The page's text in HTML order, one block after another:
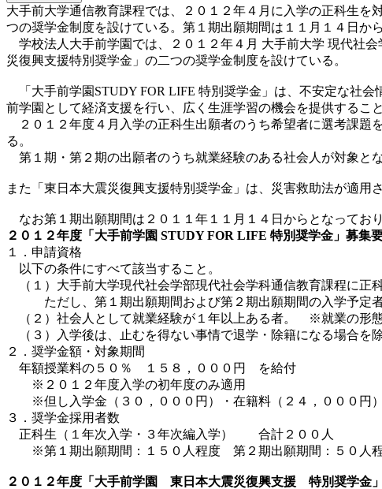
大手前大学通信教育課程では、２０１２年４月に入学の正科生
つの奨学金制度を設けている。第１期出願期間は１１月１４日か
学校法人大手前学園では、２０１２年４月 大手前大学 現代社
災復興支援特別奨学金」の二つの奨学金制度を設けている。
「大手前学園STUDY FOR LIFE 特別奨学金」は、不安定な社
前学園として経済支援を行い、広く生涯学習の機会を提供するこ
２０１２年度４月入学の正科生出願者のうち希望者に選考課題
る。
第１期・第２期の出願者のうち就業経験のある社会人が対象とな
また「東日本大震災復興支援特別奨学金」は、災害救助法が適用
なお第１期出願期間は２０１１年１１月１４日からとなってお
２０１２年度「大手前学園 STUDY FOR LIFE 特別奨学金」募集
１．申請資格
以下の条件にすべて該当すること。
（１）大手前大学現代社会学部現代社会学科通信教育課程に正
ただし、第１期出願期間および第２期出願期間の入学予定者
（２）社会人として就業経験が１年以上ある者。 ※就業の形態
（３）入学後は、止むを得ない事情で退学・除籍になる場合を
２．奨学金額・対象期間
年額授業料の５０％ １５８，０００円 を給付
※２０１２年度入学の初年度のみ適用
※但し入学金（３０，０００円）・在籍料（２４，０００円
３．奨学金採用者数
正科生（１年次入学・３年次編入学） 合計２００人
※第１期出願期間：１５０人程度 第２期出願期間：５０人
２０１２年度「大手前学園 東日本大震災復興支援 特別奨学金」